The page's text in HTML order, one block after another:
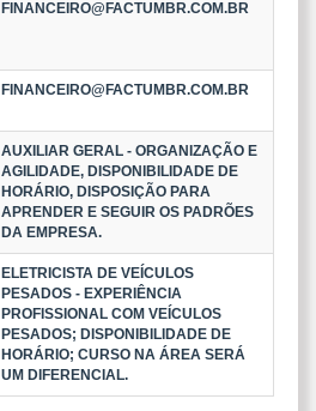
FINANCEIRO@FACTUMBR.COM.BR
FINANCEIRO@FACTUMBR.COM.BR
AUXILIAR GERAL - ORGANIZAÇÃO E
AGILIDADE, DISPONIBILIDADE DE
HORÁRIO, DISPOSIÇÃO PARA
APRENDER E SEGUIR OS PADRÕES
DA EMPRESA.
ELETRICISTA DE VEÍCULOS
PESADOS - EXPERIÊNCIA
PROFISSIONAL COM VEÍCULOS
PESADOS; DISPONIBILIDADE DE
HORÁRIO; CURSO NA ÁREA SERÁ
UM DIFERENCIAL.